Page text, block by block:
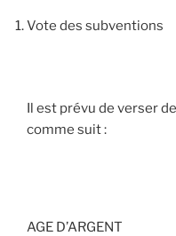
Vote des subventions
Il est prévu de verser
comme suit :
AGE D’ARGENT